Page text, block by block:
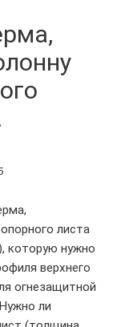
листа
которую нужно
верхнего
огнезащитной
ли